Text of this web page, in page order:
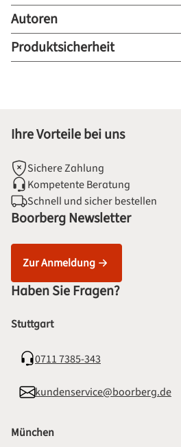
Autoren
Produktsicherheit
Ihre Vorteile bei uns
Sichere Zahlung
Kompetente Beratung
Schnell und sicher bestellen
Boorberg Newsletter
Zur Anmeldung
Haben Sie Fragen?
Stuttgart
0711 7385-343
kundenservice@boorberg.de
München